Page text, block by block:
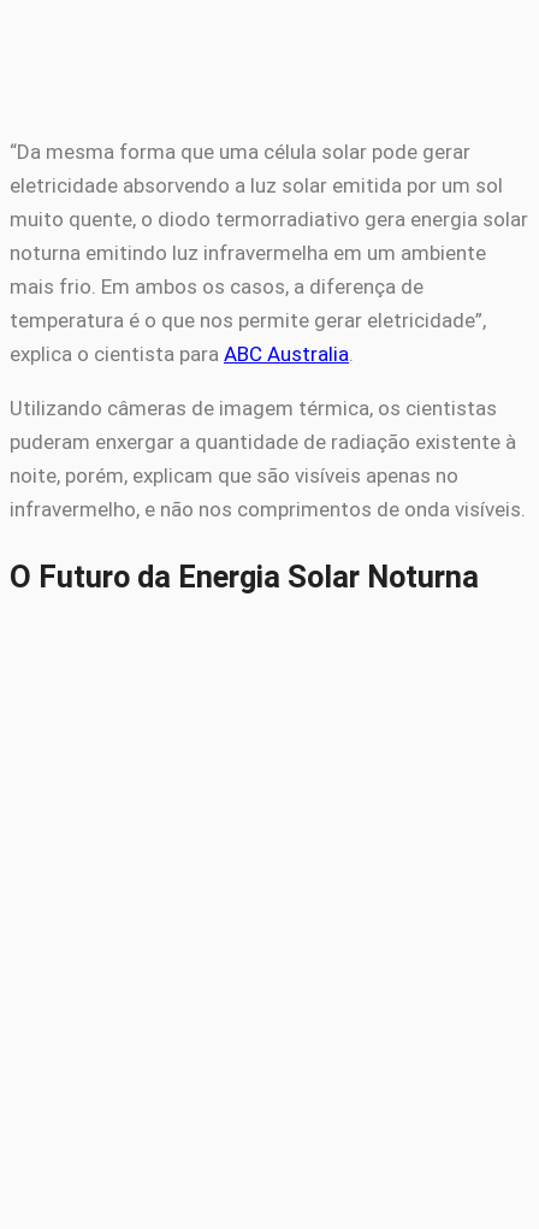
“Da mesma forma que uma célula solar pode gerar
eletricidade absorvendo a luz solar emitida por um sol
muito quente, o diodo termorradiativo gera energia solar
noturna emitindo luz infravermelha em um ambiente
mais frio. Em ambos os casos, a diferença de
temperatura é o que nos permite gerar eletricidade”,
explica o cientista para ABC Australia
Utilizando câmeras de imagem térmica, os cientistas
puderam enxergar a quantidade de radiação existente à
noite, porém, explicam que são visíveis apenas no
infravermelho, e não nos comprimentos de onda visíveis.
O Futuro da Energia Solar Noturna